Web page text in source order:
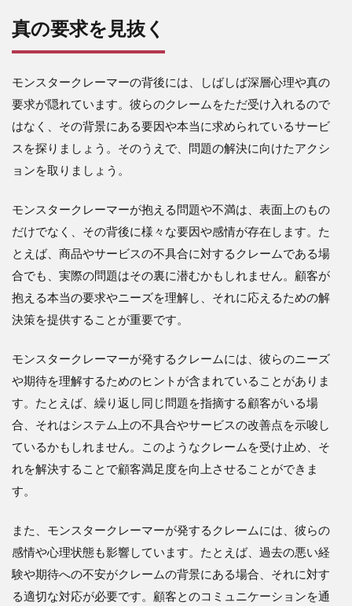
真の要求を見抜く
モンスタークレーマーの背後には、しばしば深層心理や真の
要求が隠れています。彼らのクレームをただ受け入れるので
はなく、その背景にある要因や本当に求められているサービ
スを探りましょう。そのうえで、問題の解決に向けたアクシ
ョンを取りましょう。
モンスタークレーマーが抱える問題や不満は、表面上のもの
だけでなく、その背後に様々な要因や感情が存在します。た
とえば、商品やサービスの不具合に対するクレームである場
合でも、実際の問題はその裏に潜むかもしれません。顧客が
抱える本当の要求やニーズを理解し、それに応えるための解
決策を提供することが重要です。
モンスタークレーマーが発するクレームには、彼らのニーズ
や期待を理解するためのヒントが含まれていることがありま
す。たとえば、繰り返し同じ問題を指摘する顧客がいる場
合、それはシステム上の不具合やサービスの改善点を示唆し
ているかもしれません。このようなクレームを受け止め、そ
れを解決することで顧客満足度を向上させることができま
す。
また、モンスタークレーマーが発するクレームには、彼らの
感情や心理状態も影響しています。たとえば、過去の悪い経
験や期待への不安がクレームの背景にある場合、それに対す
る適切な対応が必要です。顧客とのコミュニケーションを通